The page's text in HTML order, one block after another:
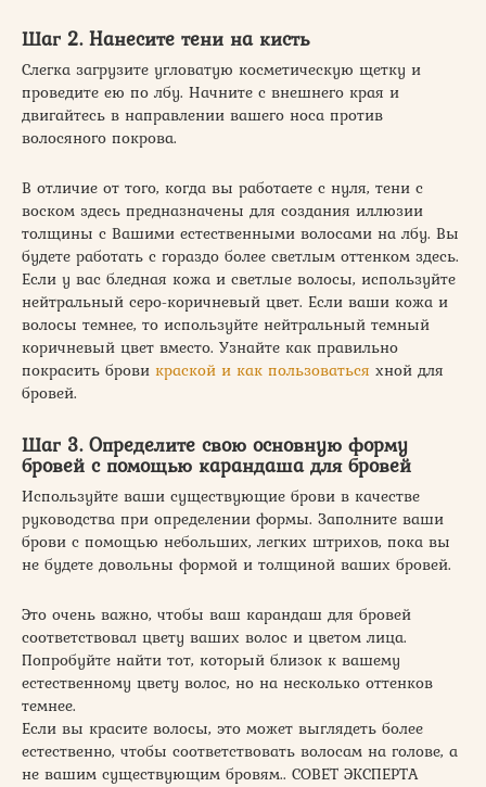
Шаг 2. Нанесите тени на кисть
Слегка загрузите угловатую косметическую щетку и
проведите ею по лбу. Начните с внешнего края и
двигайтесь в направлении вашего носа против
волосяного покрова.
В отличие от того, когда вы работаете с нуля, тени с
воском здесь предназначены для создания иллюзии
толщины с Вашими естественными волосами на лбу. Вы
будете работать с гораздо более светлым оттенком здесь.
Если у вас бледная кожа и светлые волосы, используйте
нейтральный серо-коричневый цвет. Если ваши кожа и
волосы темнее, то используйте нейтральный темный
коричневый цвет вместо. Узнайте как правильно
покрасить брови краской и как пользоваться хной для
бровей.
Шаг 3. Определите свою основную форму
бровей с помощью карандаша для бровей
Используйте ваши существующие брови в качестве
руководства при определении формы. Заполните ваши
брови с помощью небольших, легких штрихов, пока вы
не будете довольны формой и толщиной ваших бровей.
Это очень важно, чтобы ваш карандаш для бровей
соответствовал цвету ваших волос и цветом лица.
Попробуйте найти тот, который близок к вашему
естественному цвету волос, но на несколько оттенков
темнее.
Если вы красите волосы, это может выглядеть более
естественно, чтобы соответствовать волосам на голове, а
не вашим существующим бровям.. СОВЕТ ЭКСПЕРТА